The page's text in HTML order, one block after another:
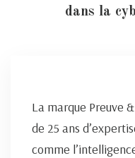
dans la
La marque Preuve
de 25 ans
comme